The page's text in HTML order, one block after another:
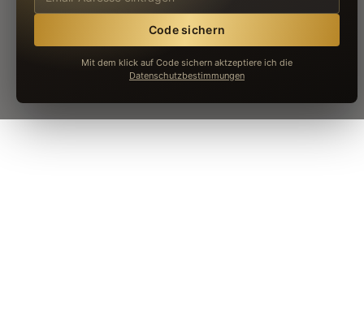
Mit dem klick auf Code sichern aktzeptiere ich die
Datenschutzbestimmungen